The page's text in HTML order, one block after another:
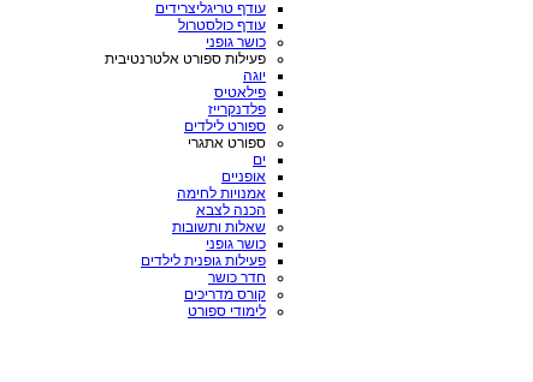
עודף טריגליצרידים
עודף כולסטרול
כושר גופני
פעילות ספורט אלטרנטיבית
יוגה
פילאטיס
פלדנקרייז
ספורט לילדים
ספורט אתגרי
ים
אופניים
אמנויות לחימה
הכנה לצבא
שאלות ותשובות
כושר גופני
פעילות גופנית לילדים
חדר כושר
קורס מדריכים
לימודי ספורט